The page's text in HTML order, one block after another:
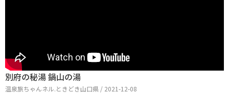
別府の秘湯 鍋山の湯
温泉旅ちゃんネル.ときどき山口県 / 2021-12-08